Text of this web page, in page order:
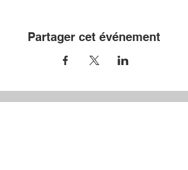
Partager cet événement